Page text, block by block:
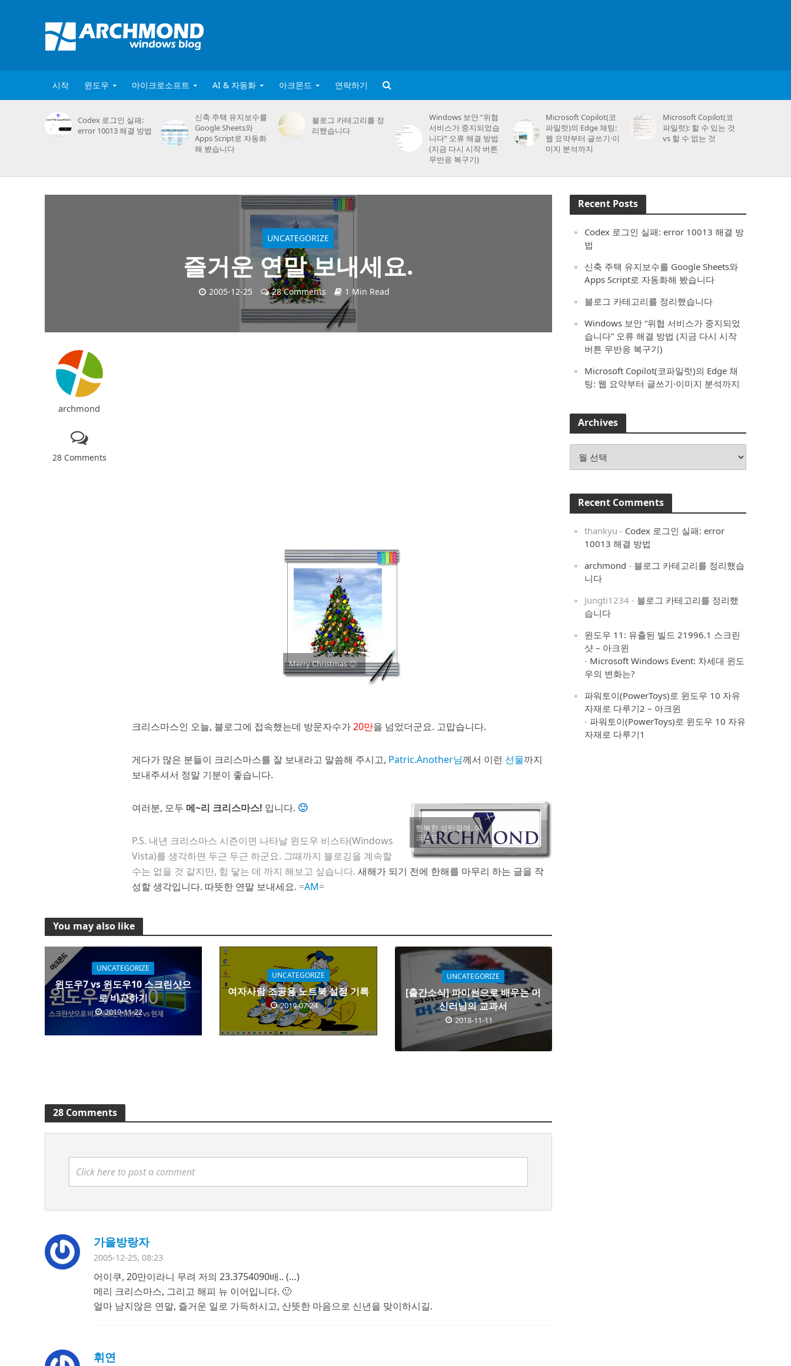
시작 윈도우 마이크로소프트 AI & 자동화 아크몬드 연락하기
Codex 로그인 실패:
error 10013 해결 방법
신축 주택 유지보수를
Google Sheets와
Apps Script로 자동화
해 봤습니다
블로그 카테고리를 정
리했습니다
Windows 보안 “위협
서비스가 중지되었습
니다” 오류 해결 방법
(지금 다시 시작 버튼
무반응 복구기)
Microsoft Copilot(코
파일럿)의 Edge 채팅:
웹 요약부터 글쓰기·이
미지 분석까지
Microsoft Copilot(코
파일럿): 할 수 있는 것
vs 할 수 없는 것
UNCATEGORIZE
즐거운 연말 보내세요.
2005-12-25 28 Comments 1 Min Read
archmond
28 Comments
Merry Christmas 🙂
크리스마스인 오늘, 블로그에 접속했는데 방문자수가20만을 넘었더군요. 고맙습니다.
게다가 많은 분들이 크리스마스를 잘 보내라고 말씀해 주시고, Patric.Another님께서 이런 선물까지
보내주셔서 정말 기분이 좋습니다.
행복한 성탄절에, 아
크몬드
여러분, 모두 메~리 크리스마스! 입니다. 🙂
P.S. 내년 크리스마스 시즌이면 나타날 윈도우 비스타(Windows
Vista)를 생각하면 두근 두근 하군요. 그때까지 블로깅을 계속할
수는 없을 것 같지만, 힘 닿는 데 까지 해보고 싶습니다. 새해가 되기 전에 한해를 마무리 하는 글을 작
성할 생각입니다. 따뜻한 연말 보내세요. =AM=
You may also like
UNCATEGORIZE
윈도우7 vs 윈도우10 스크린샷으
로 비교하기
2019-11-22
UNCATEGORIZE
여자사람 조공용 노트북 설정 기록
2019-07-24
UNCATEGORIZE
[출간소식] 파이썬으로 배우는 머
신러닝의 교과서
2018-11-11
28 Comments
Click here to post a comment
가을방랑자
2005-12-25, 08:23
어이쿠, 20만이라니 무려 저의 23.3754090배.. (…)
메리 크리스마스, 그리고 해피 뉴 이어입니다. 🙂
얼마 남지않은 연말, 즐거운 일로 가득하시고, 산뜻한 마음으로 신년을 맞이하시길.
휘연
Recent Posts
Codex 로그인 실패: error 10013 해결 방
법
신축 주택 유지보수를 Google Sheets와
Apps Script로 자동화해 봤습니다
블로그 카테고리를 정리했습니다
Windows 보안 “위협 서비스가 중지되었
습니다” 오류 해결 방법 (지금 다시 시작
버튼 무반응 복구기)
Microsoft Copilot(코파일럿)의 Edge 채
팅: 웹 요약부터 글쓰기·이미지 분석까지
Archives
Recent Comments
thankyu - Codex 로그인 실패: error
10013 해결 방법
archmond - 블로그 카테고리를 정리했습
니다
Jungti1234 - 블로그 카테고리를 정리했
습니다
윈도우 11: 유출된 빌드 21996.1 스크린
샷 – 아크윈
- Microsoft Windows Event: 차세대 윈도
우의 변화는?
파워토이(PowerToys)로 윈도우 10 자유
자재로 다루기2 – 아크윈
- 파워토이(PowerToys)로 윈도우 10 자유
자재로 다루기1